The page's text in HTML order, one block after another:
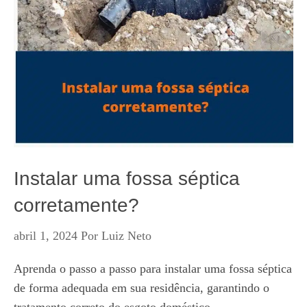
Instalar uma fossa séptica
corretamente?
abril 1, 2024 Por Luiz Neto
Aprenda o passo a passo para instalar uma fossa séptica
de forma adequada em sua residência, garantindo o